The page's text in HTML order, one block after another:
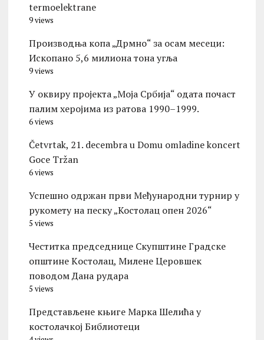
termoelektrane
9 views
Производња копа „Дрмно“ за осам месеци:
Ископано 5,6 милиона тона угља
9 views
У оквиру пројекта „Моја Србија“ одата почаст
палим херојима из ратова 1990–1999.
6 views
Četvrtak, 21. decembra u Domu omladine koncert
Goce Tržan
6 views
Успешно одржан први Међународни турнир у
рукомету на песку „Костолац опен 2026“
5 views
Честитка председнице Скупштине Градске
општине Kостолац, Милене Церовшек
поводом Дана рудара
5 views
Представљене књиге Марка Шелића у
костолачкој Библиотеци